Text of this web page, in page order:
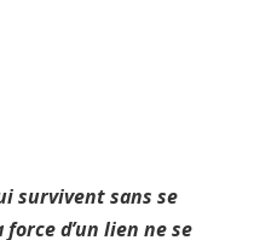
survivent sans se
d’un lien ne se